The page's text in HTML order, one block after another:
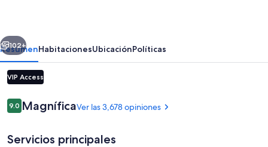
Wharf
Siguiente
102+
ResumenHabitacionesUbicaciónPolíticas
VIP Access
Opiniones
9.09.0 de 10,
MagníficaVer las 3,678 opiniones
Servicios principales